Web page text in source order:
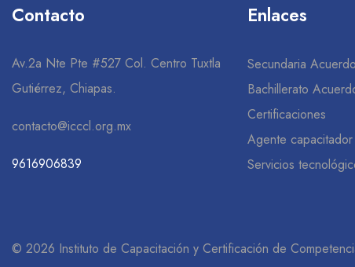
Contacto
Av.2a Nte Pte #527 Col. Centro Tuxtla
Gutiérrez, Chiapas.
contacto@icccl.org.mx
9616906839
Enlaces
Secundaria
Bachillerato
Certificaciones
Agente
Servicios
© 2026 Instituto de Capacitación y Certificación de